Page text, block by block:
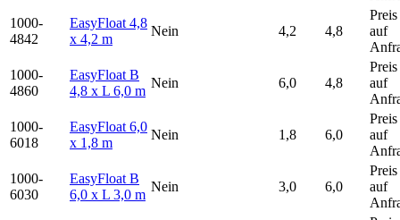
1000-
4842
EasyFloat 4,8
x 4,2 m
Nein 4,2 4,8
Preis
auf
1000-
4860
EasyFloat B
4,8 x L 6,0 m
Nein 6,0 4,8
Preis
auf
1000-
6018
EasyFloat 6,0
x 1,8 m
Nein 1,8 6,0
Preis
auf
1000-
6030
EasyFloat B
6,0 x L 3,0 m
Nein 3,0 6,0
Preis
auf